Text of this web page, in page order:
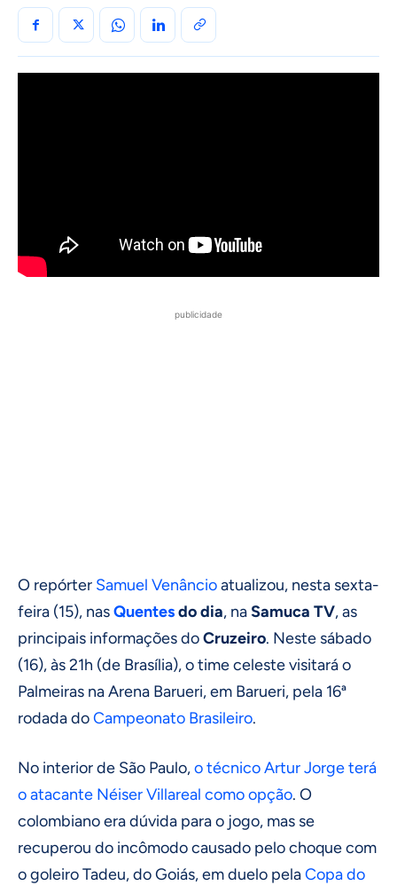
publicidade
O repórter Samuel Venâncioatualizou, nesta sexta-
feira (15), nasQuentesdo dia, naSamuca TV, as
principais informações doCruzeiro. Neste sábado
(16), às 21h (de Brasília), o time celeste visitará o
Palmeiras na Arena Barueri, em Barueri, pela 16ª
rodada doCampeonato Brasileiro.
No interior de São Paulo,o técnico Artur Jorge terá
o atacante Néiser Villareal como opção. O
colombiano era dúvida para o jogo, mas se
recuperou do incômodo causado pelo choque com
o goleiro Tadeu, do Goiás, em duelo pelaCopa do